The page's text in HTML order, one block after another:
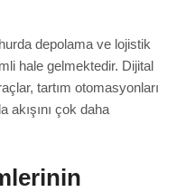
depolama ve lojistik
hale gelmektedir. Dijital
tartım otomasyonları
akışını çok daha